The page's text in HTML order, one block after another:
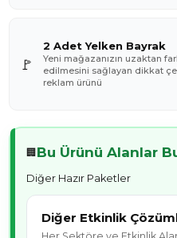
🚩
2 Adet Yelken Bayrak
Yeni mağazanızın uzaktan
edilmesini sağlayan dikkat
reklam ürünü
🏢Bu Ürünü Alanlar
Diğer Hazır Paketler
Diğer Etkinlik